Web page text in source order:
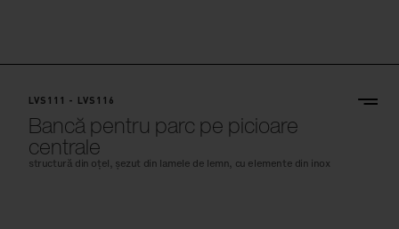
LVS111 - LVS116
Bancă pentru parc pe picioare
centrale
structură din oțel, șezut din lamele de lemn, cu elemente din inox